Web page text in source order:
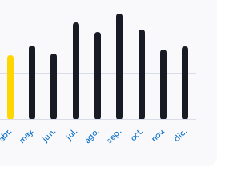
abr. may. jun. jul. ago. sep. oct. nov. dic.